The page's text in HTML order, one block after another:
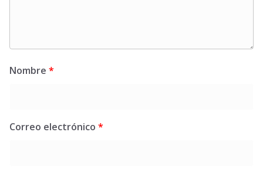
Nombre *
Correo electrónico *